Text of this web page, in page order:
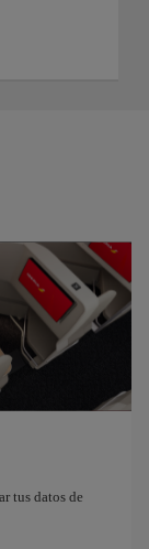
tus datos de